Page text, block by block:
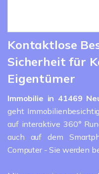
Kontaktlose
Sicherheit für
Eigentümer
Immobilie in 41469
geht
auf interaktive 360°
auch auf dem
Computer - Sie werden